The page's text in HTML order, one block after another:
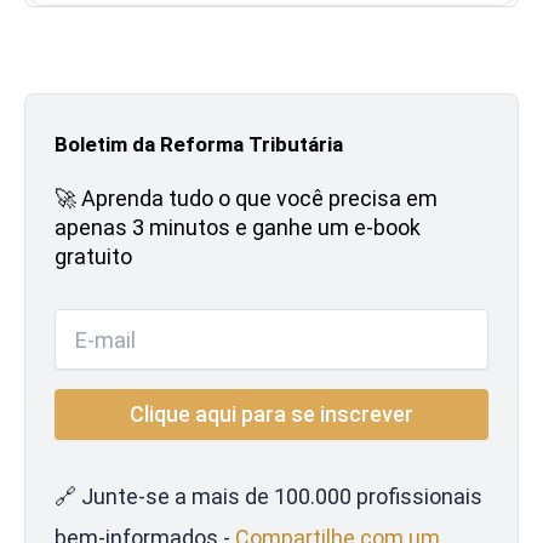
Boletim da Reforma Tributária
🚀 Aprenda tudo o que você precisa em
apenas 3 minutos e ganhe um e-book
gratuito
🔗 Junte-se a mais de 100.000 profissionais
bem-informados - Compartilhe com um